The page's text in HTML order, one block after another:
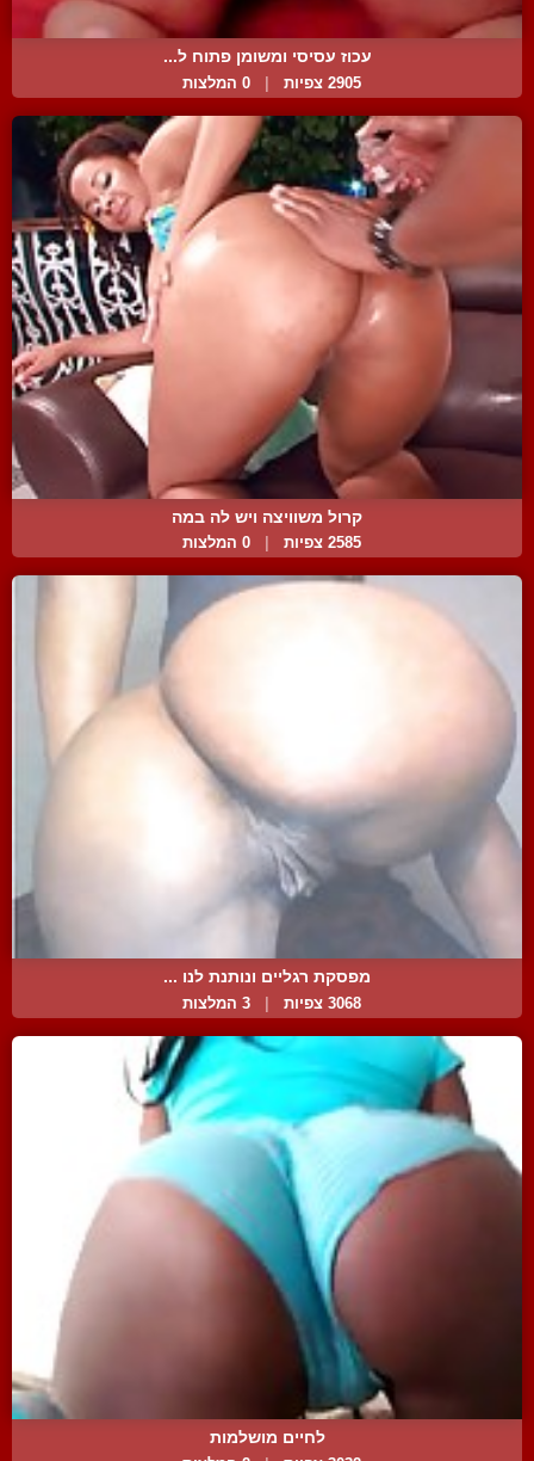
עכוז עסיסי ומשומן פתוח ל...
2905 צפיות 0 המלצות
קרול משוויצה ויש לה במה
2585 צפיות 0 המלצות
מפסקת רגליים ונותנת לנו ...
3068 צפיות 3 המלצות
לחיים מושלמות